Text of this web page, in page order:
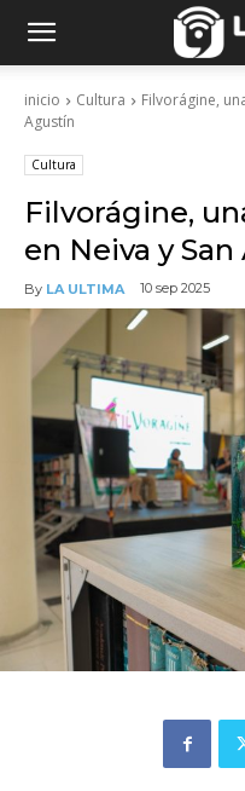
inicio Cultura
Filvorágine,
Agustín
Cultura
Filvorágine,
en Neiva y
By LA ULTIMA 10 sep 2025